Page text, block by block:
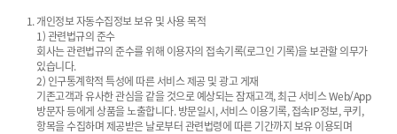
개인정보 자동수집정보 보유 및 사용 목적
1) 관련법규의 준수
회사는 관련법규의 준수를 위해 이용자의 접속기록(로그인 기록)을 보관할 의무가
있습니다.
2) 인구통계학적 특성에 따른 서비스 제공 및 광고 게재
기존고객과 유사한 관심을 같을 것으로 예상되는 잠재고객, 최근 서비스 Web/App
방문자 등에게 상품을 노출합니다. 방문일시, 서비스 이용기록, 접속IP정보, 쿠키,
항목을 수집하며 제공받은 날로부터 관련법령에 따른 기간까지 보유 이용되며